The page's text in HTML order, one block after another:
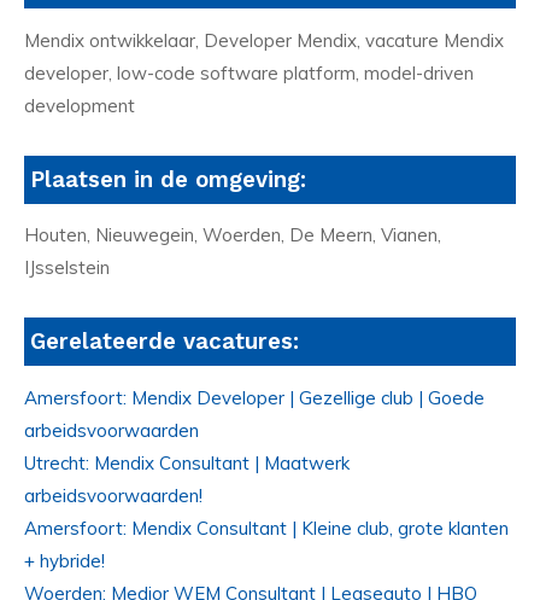
Mendix ontwikkelaar, Developer Mendix, vacature Mendix
developer, low-code software platform, model-driven
development
Plaatsen in de omgeving:
Houten, Nieuwegein, Woerden, De Meern, Vianen,
IJsselstein
Gerelateerde vacatures:
Amersfoort: Mendix Developer | Gezellige club | Goede
arbeidsvoorwaarden
Utrecht: Mendix Consultant | Maatwerk
arbeidsvoorwaarden!
Amersfoort: Mendix Consultant | Kleine club, grote klanten
+ hybride!
Woerden: Medior WEM Consultant | Leaseauto | HBO